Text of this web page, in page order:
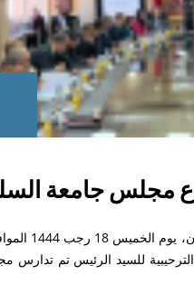
مجلس جامعة
للسيد الرئيس تم